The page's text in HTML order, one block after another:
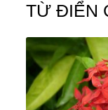
TỪ ĐIỂN